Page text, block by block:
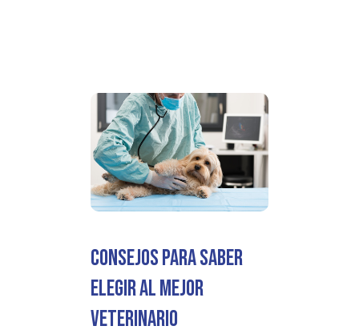
Consejos para saber
elegir al mejor
veterinario